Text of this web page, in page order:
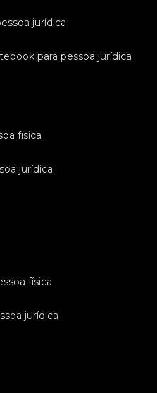
jurídica
para pessoa jurídica
física
jurídica
física
jurídica